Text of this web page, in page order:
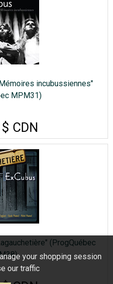
your shopping session
our traffic
incubussiennes"
MPM31)
CDN
(ProgQuébec